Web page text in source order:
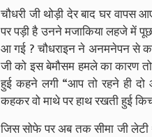
चौधरी जी थोड़ी देर बाद घर वापस
पर पड़ी है उनने मजाकिया लहजे में
आ गई ?चौधराइन ने अनमनेपन से
जी को इस बेमौसम हमले का कारण
हुई कहने लगी “आप तो रहने ही
कहकर वो माथे पर हाथ रखती हुई
जिस सोफे पर अब तक सीमा जी लेटी